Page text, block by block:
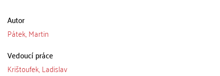
Autor
Pátek, Martin
Vedoucí práce
Krištoufek, Ladislav